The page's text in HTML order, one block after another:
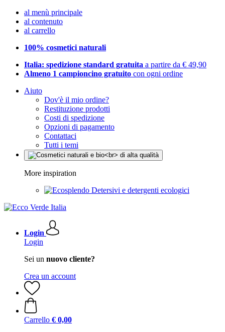
al menù principale
al contenuto
al carrello
100% cosmetici naturali
Italia: spedizione standard gratuita a partire da € 49,90
Almeno 1 campioncino gratuito con ogni ordine
Aiuto
Dov'è il mio ordine?
Restituzione prodotti
Costi di spedizione
Opzioni di pagamento
Contattaci
Tutti i temi
More inspiration
Detersivi e detergenti ecologici
Login
Login
Sei un nuovo cliente?
Crea un account
Carrello € 0,00